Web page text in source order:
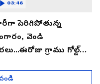
పెరిగిపోతున్న
వెండి
గ్రాము గోల్డ్
Telugu
03:46